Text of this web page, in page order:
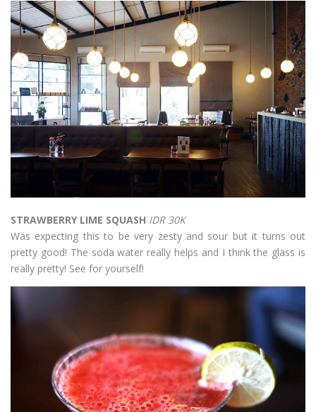
STRAWBERRY LIME SQUASH IDR 30K
Was expecting this to be very zesty and sour but it turns out
pretty good! The soda water really helps and I think the glass is
really pretty! See for yourself!